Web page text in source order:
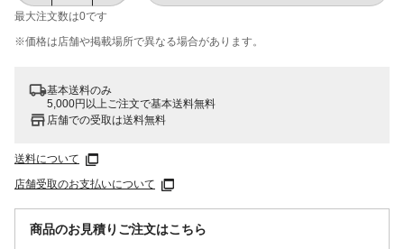
最大注文数は0です
※価格は​店舗や​掲載場所で​異なる​場合が​あります。
基本送料のみ
5,000円以上ご注文で基本送料無料
店舗での受取は送料無料
送料について
店舗受取のお支払いについて
商品のお見積りご注文はこちら